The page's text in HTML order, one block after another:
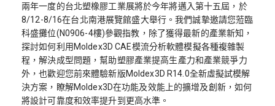
兩年一度的台北塑橡膠工業展將於今年將邁入第十五屆，於
8/12-8/16在台北南港展覽館盛大舉行。我們誠摯邀請您蒞臨
科盛攤位(N0906-4樓)參觀指教，除了獲得最新的產業新知，
探討如何利用Moldex3D CAE模流分析軟體模擬各種複雜製
程，解決成型問題，幫助塑膠產業提高生產力和產業競爭力
外，也歡迎您前來體驗新版Moldex3D R14.0全新虛擬試模解
決方案，瞭解Moldex3D在功能及效能上的擴增及創新，如何
將設計可靠度和效率提升到更高水準。